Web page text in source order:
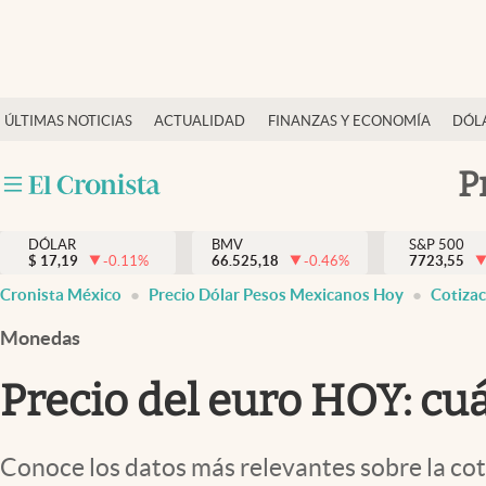
ÚLTIMAS NOTICIAS ACTUALIDAD FINANZAS Y ECONOMÍA
Actualidad
Internacionales
Opinión
Brand Strategy
Vida y estilo
Tv
DÓLAR
$ 17,19 -0.11%
BMV
66.525,18
-0.46%
S&P 500
7723,55
Cronista México Precio Dólar Pesos Mexicanos Hoy
Monedas
Precio del euro HOY:
Conoce los datos más relevantes sobre la